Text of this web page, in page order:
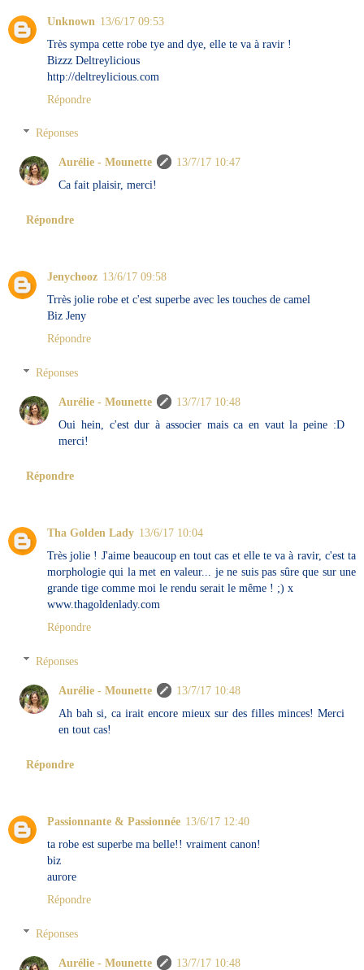
Unknown 13/6/17 09:53
Très sympa cette robe tye and dye, elle te va à ravir !
Bizzz Deltreylicious
http://deltreylicious.com
Répondre
Réponses
Aurélie - Mounette
13/7/17 10:47
Ca fait plaisir, merci!
Répondre
Jenychooz 13/6/17 09:58
Trrès jolie robe et c'est superbe avec les touches de camel
Biz Jeny
Répondre
Réponses
Aurélie - Mounette
13/7/17 10:48
Oui hein, c'est dur à associer mais ca en vaut la peine :D
merci!
Répondre
Tha Golden Lady 13/6/17 10:04
Très jolie ! J'aime beaucoup en tout cas et elle te va à ravir, c'est ta
morphologie qui la met en valeur... je ne suis pas sûre que sur une
grande tige comme moi le rendu serait le même ! ;) x
www.thagoldenlady.com
Répondre
Réponses
Aurélie - Mounette
13/7/17 10:48
Ah bah si, ca irait encore mieux sur des filles minces! Merci
en tout cas!
Répondre
Passionnante & Passionnée 13/6/17 12:40
ta robe est superbe ma belle!! vraiment canon!
biz
aurore
Répondre
Réponses
Aurélie - Mounette
13/7/17 10:48